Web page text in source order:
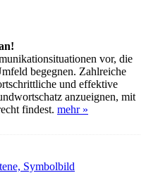
vor, die
begegnen. Zahlreiche
und effektive
anzueignen, mit
findest. mehr »